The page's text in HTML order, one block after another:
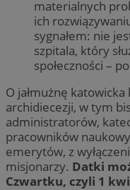
materialnych
ich
sygnałem: nie
szpitala, który
społeczności –
O jałmużnę
archidiecezji, w tym
administratorów,
pracowników
emerytów, z
misjonarzy. Datki
Czwartku, czyli 1